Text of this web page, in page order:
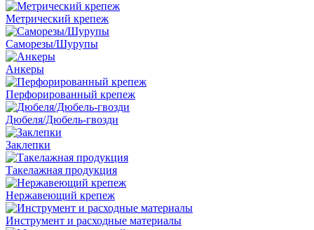
Метрический крепеж
Саморезы/Шурупы
Анкеры
Перфорированный крепеж
Дюбеля/Дюбель-гвозди
Заклепки
Такелажная продукция
Нержавеющий крепеж
Инструмент и расходные материалы